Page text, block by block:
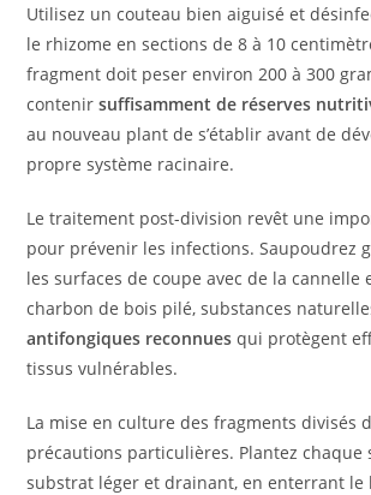
Utilisez un couteau bien aiguisé et
le rhizome en sections de 8 à 10
fragment doit peser environ 200 à 300
contenirsuffisamment de réserves
au nouveau plant de s’établir avant de
propre système racinaire.
Le traitement post-division revêt une
pour prévenir les infections. Saupoudrez
les surfaces de coupe avec de la cannelle
charbon de bois pilé, substances
antifongiques reconnues qui protègent
tissus vulnérables.
La mise en culture des fragments divisés
précautions particulières. Plantez chaque
substrat léger et drainant, en enterrant le